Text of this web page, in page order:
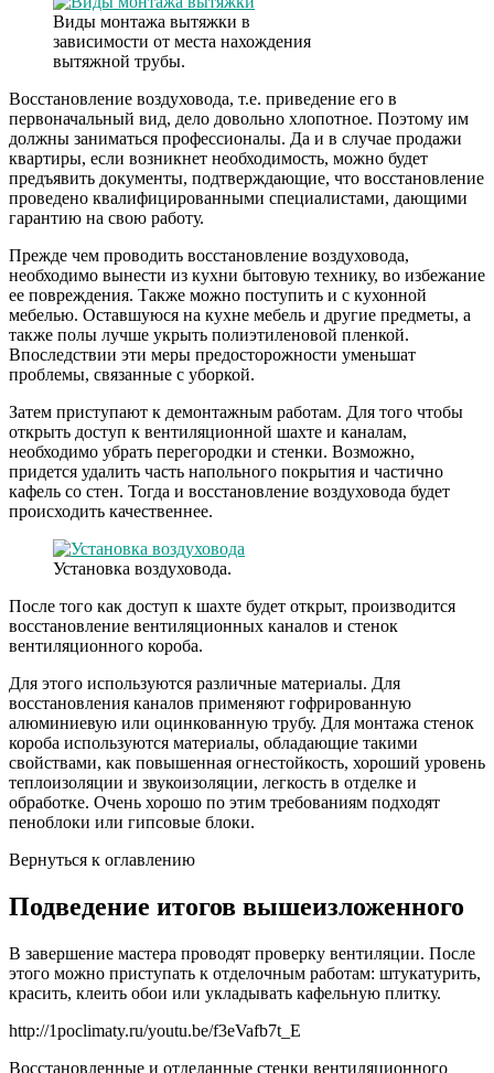
Виды монтажа вытяжки в
зависимости от места нахождения
вытяжной трубы.
Восстановление воздуховода, т.е. приведение его в
первоначальный вид, дело довольно хлопотное. Поэтому им
должны заниматься профессионалы. Да и в случае продажи
квартиры, если возникнет необходимость, можно будет
предъявить документы, подтверждающие, что восстановление
проведено квалифицированными специалистами, дающими
гарантию на свою работу.
Прежде чем проводить восстановление воздуховода,
необходимо вынести из кухни бытовую технику, во избежание
ее повреждения. Также можно поступить и с кухонной
мебелью. Оставшуюся на кухне мебель и другие предметы, а
также полы лучше укрыть полиэтиленовой пленкой.
Впоследствии эти меры предосторожности уменьшат
проблемы, связанные с уборкой.
Затем приступают к демонтажным работам. Для того чтобы
открыть доступ к вентиляционной шахте и каналам,
необходимо убрать перегородки и стенки. Возможно,
придется удалить часть напольного покрытия и частично
кафель со стен. Тогда и восстановление воздуховода будет
происходить качественнее.
Установка воздуховода.
После того как доступ к шахте будет открыт, производится
восстановление вентиляционных каналов и стенок
вентиляционного короба.
Для этого используются различные материалы. Для
восстановления каналов применяют гофрированную
алюминиевую или оцинкованную трубу. Для монтажа стенок
короба используются материалы, обладающие такими
свойствами, как повышенная огнестойкость, хороший уровень
теплоизоляции и звукоизоляции, легкость в отделке и
обработке. Очень хорошо по этим требованиям подходят
пеноблоки или гипсовые блоки.
Вернуться к оглавлению
Подведение итогов вышеизложенного
В завершение мастера проводят проверку вентиляции. После
этого можно приступать к отделочным работам: штукатурить,
красить, клеить обои или укладывать кафельную плитку.
http://1poclimaty.ru/youtu.be/f3eVafb7t_E
Восстановленные и отделанные стенки вентиляционного